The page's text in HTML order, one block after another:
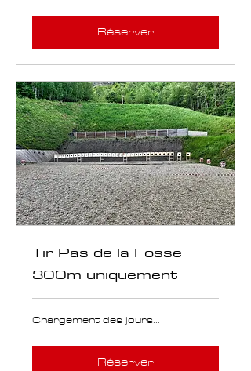
Réserver
Tir Pas de la Fosse
300m uniquement
Chargement des jours...
Réserver